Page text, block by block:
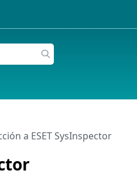
a ESET SysInspector